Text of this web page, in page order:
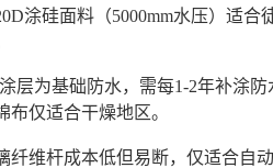
涂硅面料（5000mm水压）适
层为基础防水，需每1-2年补涂
布仅适合干燥地区。
纤维杆成本低但易断，仅适合自